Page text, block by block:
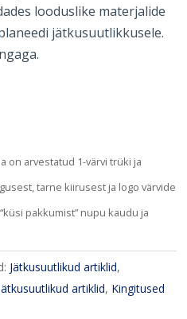
looduslike materjalide
jätkusuutlikkusele.
on arvestatud 1-värvi trüki ja
tarne kiirusest ja logo värvide
pakkumist” nupu kaudu ja
Jätkusuutlikud artiklid,
artiklid, Kingitused